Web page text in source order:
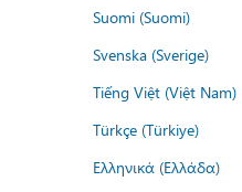
Suomi (Suomi)
Svenska (Sverige)
Tiếng Việt (Việt Nam)
Türkçe (Türkiye)
Ελληνικά (Ελλάδα)